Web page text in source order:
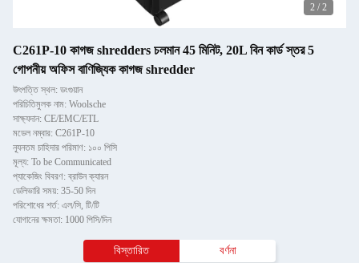
2 / 2
C261P-10 কাগজ shredders চলমান 45 মিনিট, 20L বিন কার্ড স্তর 5
গোপনীয় অফিস বাণিজ্যিক কাগজ shredder
উৎপত্তি স্থল: ডংগুয়ান
পরিচিতিমুলক নাম: Woolsche
সাক্ষ্যদান: CE/EMC/ETL
মডেল নম্বার: C261P-10
ন্যূনতম চাহিদার পরিমাণ: ১০০ পিসি
মূল্য: To be Communicated
প্যাকেজিং বিবরণ: ব্রাউন ক্যারন
ডেলিভারি সময়: 35-50 দিন
পরিশোধের শর্ত: এল/সি, টি/টি
যোগানের ক্ষমতা: 1000 পিসি/দিন
বিস্তারিত বর্ণনা